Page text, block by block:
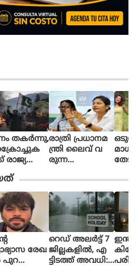
തകര്‍ന്നു,
രാജ്യത്തെ
ക
ആ
മന്ത്രി
ന
രാത്രി പ്രധാനമ
ന്ത്രി ലൈവ് വ
രുന്ന
ലീവ് പ്ര
ഖ്യാപിക്കേണ്ടത്,
എറണാകുളം
ജില്ലാ കളക്ടർ
ക്കെതിരെ വിമർ
ശനം
തി
നുപമ
രന്‍,
രേഖ
പുറ
റെഡ് അലര്‍ട്ട് 7
ജില്ലകളില്‍, എ
ട്ടിടത്ത് അവധി:
ഇന്ത്യ